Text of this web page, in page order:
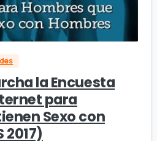
la Encuesta
para
Sexo con
2017)